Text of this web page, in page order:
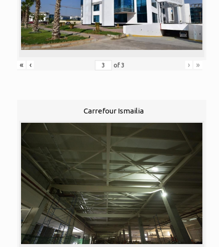
« ‹ of 3 › »
Carrefour Ismailia